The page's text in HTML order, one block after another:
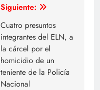
Siguiente:
Cuatro presuntos
integrantes del ELN, a
la cárcel por el
homicidio de un
teniente de la Policía
Nacional